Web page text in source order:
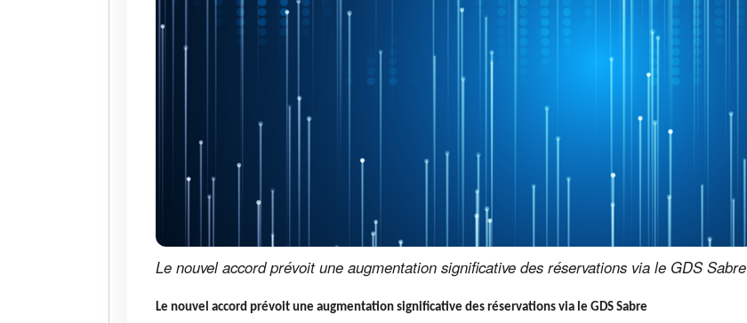
Le nouvel accord prévoit une augmentation significative des réservations via le GDS Sabre
Le nouvel accord prévoit une augmentation significative des réservations via le GDS Sabre